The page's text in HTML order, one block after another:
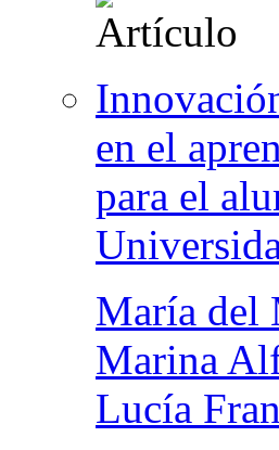
en el
para el
María del
Marina
Lucía